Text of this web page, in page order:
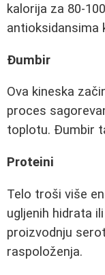
kalorija za 80-
antioksidansima
Đumbir
Ova kineska
proces
toplotu. Đumbir
Proteini
Telo troši više
ugljenih hidrata
proizvodnju
raspoloženja.